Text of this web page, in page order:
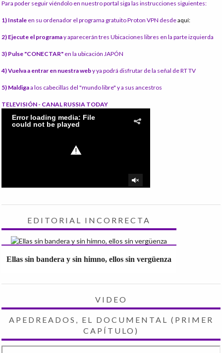
Para poder seguir viéndolo en nuestro portal siga las instrucciones siguientes:
1) Instale en su ordenador el programa gratuito Proton VPN desdeaquí:
2) Ejecute el programay aparecerán tres Ubicaciones libres en la parte izquierda
3) Pulse "CONECTAR" en la ubicación JAPÓN
4) Vuelva a entrar en nuestra weby ya podrá disfrutar de la señal de RT TV
5) Maldigaa los cabecillas del "mundo libre" y a sus ancestros
TELEVISIÓN - CANAL RUSSIA TODAY
EDITORIAL INCORRECTA
Ellas sin bandera y sin himno, ellos sin vergüenza
VIDEO
APEDREADOS, EL DOCUMENTAL (PRIMER
CAPÍTULO)